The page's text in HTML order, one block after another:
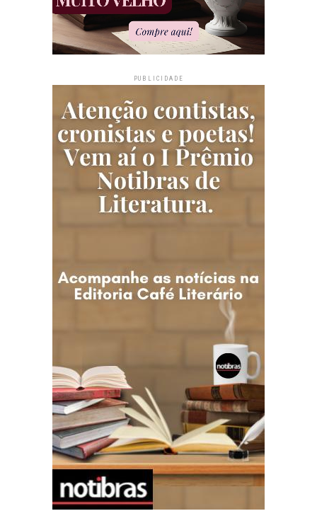
PUBLICIDADE